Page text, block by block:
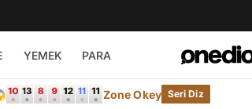
YEMEK PARA
Zone Okey Seri Diz